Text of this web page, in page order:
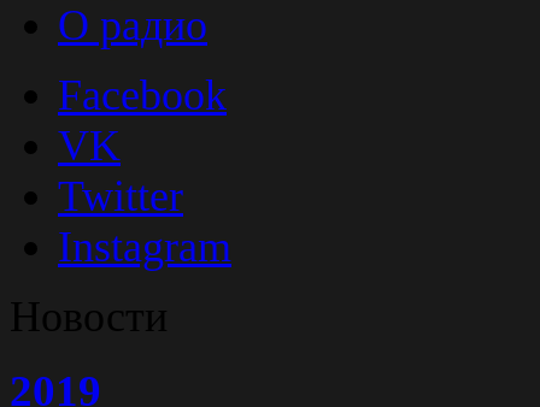
О радио
Facebook
VK
Twitter
Instagram
Новости
2019